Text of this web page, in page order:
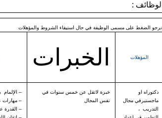
:
نرجو الضغط على مسمى الوظيفة في حال استيفاء الشروط والمؤهلات
المؤهلات الخبرات
دكتوراه او
ماجستيرفي مجال
التدريب ،
خبرة لاتقل عن خمس سنوات في
نفس المجال
– الإلمام
– مهارات
– القدرة